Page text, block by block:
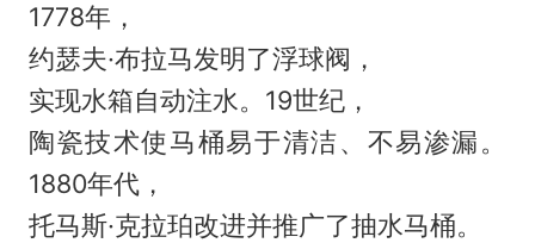
1778年，
约瑟夫·布拉马发明了浮球阀，
实现水箱自动注水。19世纪，
陶瓷技术使马桶易于清洁、不易渗漏。
1880年代，
托马斯·克拉珀改进并推广了抽水马桶。